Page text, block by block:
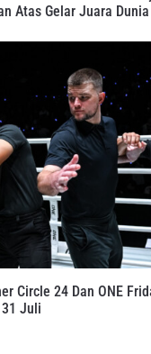
Atas Gelar Juara
Circle 24 Dan ONE
Juli